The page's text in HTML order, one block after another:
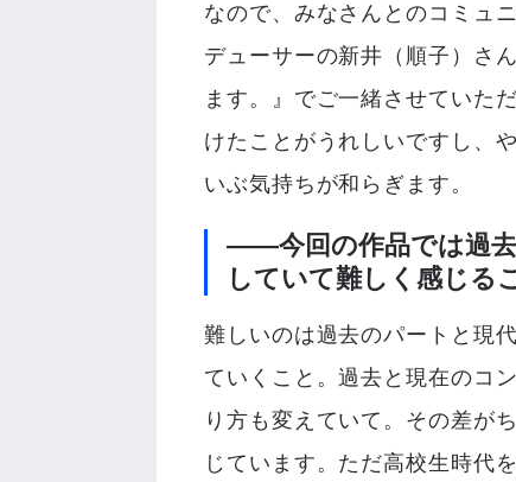
なので、みなさんとのコミュ
デューサーの新井（順子）さ
ます。』でご一緒させていた
けたことがうれしいですし、
いぶ気持ちが和らぎます。
――今回の作品では過
していて難しく感じる
難しいのは過去のパートと現
ていくこと。過去と現在のコ
り方も変えていて。その差が
じています。ただ高校生時代